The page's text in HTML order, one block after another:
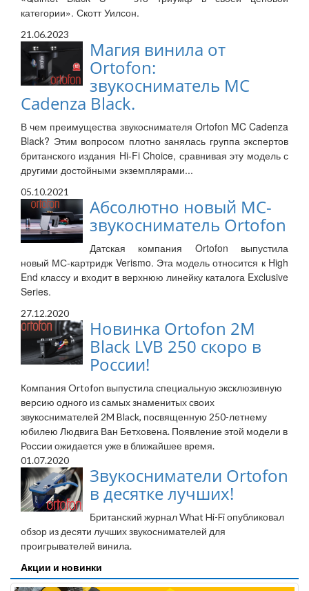
категории». Скотт Уилсон.
21.06.2023
Магия винила от
Ortofon:
звукосниматель MC
Cadenza Black.
В чем преимущества звукоснимателя Ortofon MC Cadenza
Black? Этим вопросом плотно занялась группа экспертов
британского издания Hi-Fi Choice, сравнивая эту модель с
другими достойными экземплярами...
05.10.2021
Абсолютно новый МС-
звукосниматель Ortofon
Датская компания Ortofon выпустила
новый МС-картридж Verismo. Эта модель относится к High
End классу и входит в верхнюю линейку каталога Exclusive
Series.
27.12.2020
Новинка Ortofon 2M
Black LVB 250 скоро в
России!
Компания Ortofon выпустила специальную эксклюзивную
версию одного из самых знаменитых своих
звукоснимателей 2M Black, посвященную 250-летнему
юбилею Людвига Ван Бетховена. Появление этой модели в
России ожидается уже в ближайшее время.
01.07.2020
Звукосниматели Ortofon
в десятке лучших!
Британский журнал What Hi-Fi опубликовал
обзор из десяти лучших звукоснимателей для
проигрывателей винила.
Акции и новинки